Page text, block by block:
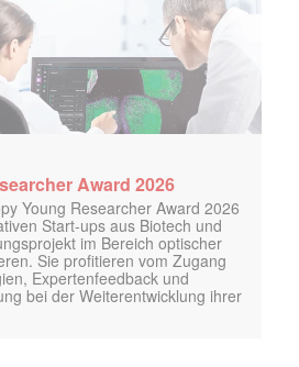
Award 2026
Young Researcher Award 2026
Start-ups aus Biotech und
im Bereich optischer
Sie profitieren vom Zugang
Expertenfeedback und
bei der Weiterentwicklung ihrer